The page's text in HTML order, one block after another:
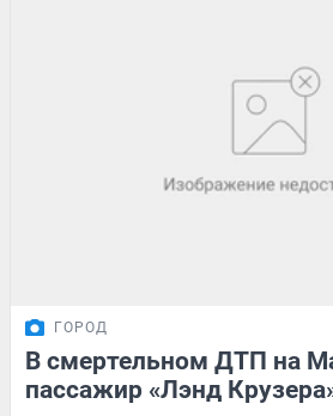
ГОРОД
В смертельном ДТП на
пассажир «Лэнд